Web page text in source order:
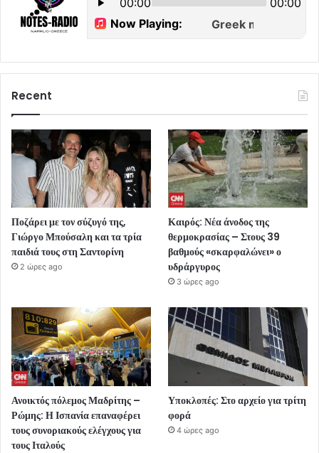
Recent
Ποζάρει με τον σύζυγό της,
Γιώργο Μπούσαλη και τα τρία
παιδιά τους στη Σαντορίνη
2 ώρες ago
Καιρός: Νέα άνοδος της
θερμοκρασίας – Στους 39
βαθμούς «σκαρφαλώνει» ο
υδράργυρος
3 ώρες ago
Ανοικτός πόλεμος Μαδρίτης –
Ρώμης: Η Ισπανία επαναφέρει
τους συνοριακούς ελέγχους για
τους Ιταλούς
Υποκλοπές: Στο αρχείο για τρίτη
φορά
4 ώρες ago